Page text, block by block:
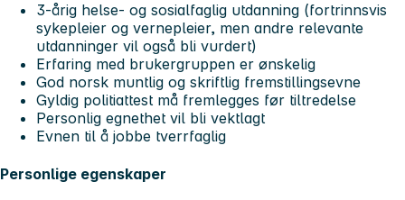
3-årig helse- og sosialfaglig utdanning (fortrinnsvis
sykepleier og vernepleier, men andre relevante
utdanninger vil også bli vurdert)
Erfaring med brukergruppen er ønskelig
God norsk muntlig og skriftlig fremstillingsevne
Gyldig politiattest må fremlegges før tiltredelse
Personlig egnethet vil bli vektlagt
Evnen til å jobbe tverrfaglig
Personlige egenskaper